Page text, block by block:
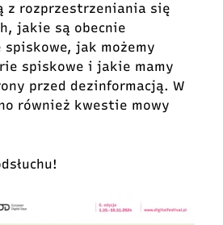
z rozprzestrzeniania się
jakie są obecnie
jak możemy
spiskowe i jakie mamy
przed dezinformacją. W
również kwestie mowy